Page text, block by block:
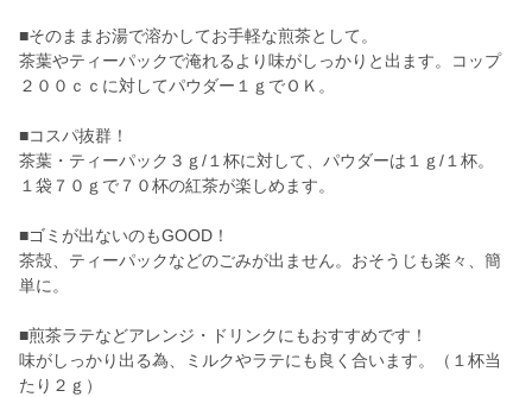
■そのままお湯で溶かしてお手軽な煎茶として。
茶葉やティーパックで淹れるより味がしっかりと出ます。コップ
２００ｃｃに対してパウダー１ｇでＯＫ。
■コスパ抜群！
茶葉・ティーパック３ｇ/１杯に対して、パウダーは１ｇ/１杯。
１袋７０ｇで７０杯の紅茶が楽しめます。
■ゴミが出ないのもGOOD！
茶殻、ティーパックなどのごみが出ません。おそうじも楽々、簡
単に。
■煎茶ラテなどアレンジ・ドリンクにもおすすめです！
味がしっかり出る為、ミルクやラテにも良く合います。（１杯当
たり２ｇ）